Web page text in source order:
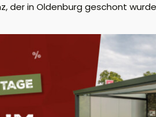
der in Oldenburg geschont